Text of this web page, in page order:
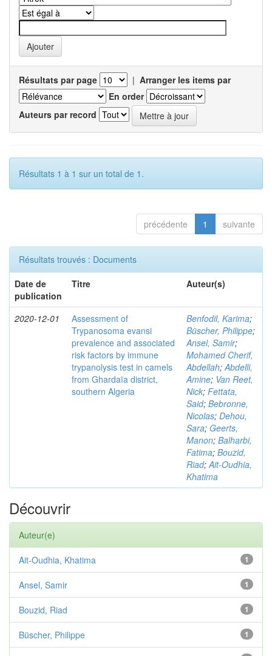
Résultats par page | Arranger les items par
En order
Auteurs par record
Résultats 1 à 1 sur un total de 1.
précédente 1 suivante
Résultats trouvés : Documents
Date de
publication
Titre Auteur(s)
2020-12-01
Assessment of
Trypanosoma evansi
prevalence and associated
risk factors by immune
trypanolysis test in camels
from Ghardaïa district,
southern Algeria
Benfodil, Karima;
Büscher, Philippe;
Ansel, Samir;
Mohamed Cherif,
Abdellah;Abdelli,
Amine; Van Reet,
Nick; Fettata,
Said; Bebronne,
Nicolas; Dehou,
Sara; Geerts,
Manon; Balharbi,
Fatima; Bouzid,
Riad;Ait-Oudhia,
Khatima
Découvrir
Auteur(e)
1
Ait-Oudhia, Khatima
1
Ansel, Samir
1
Bouzid, Riad
1
Büscher, Philippe